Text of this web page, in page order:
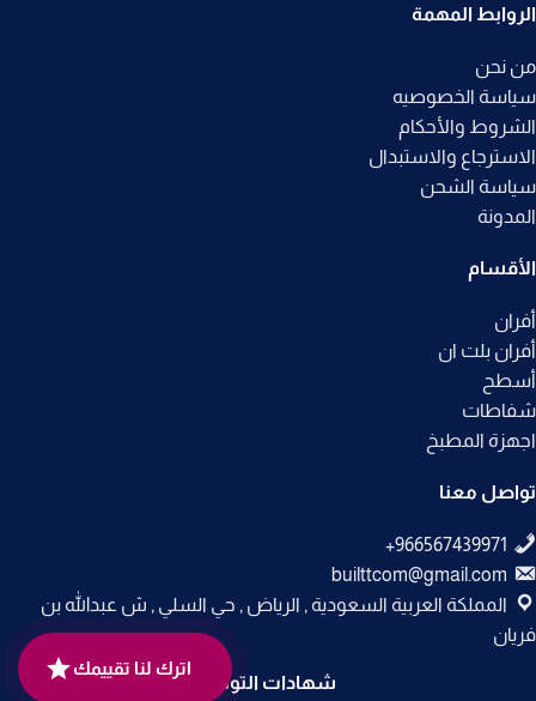
الروابط المهمة
من نحن
سياسة الخصوصيه
الشروط والأحكام
الاسترجاع والاستبدال
سياسة الشحن
المدونة
الأقسام
أفران
أفران بلت ان
أسطح
شفاطات
اجهزة المطبخ
تواصل معنا
builttcom@gmail.com
المملكة العربية السعودية , الرياض , حي السلي , ش عبدالله بن
فريان
شهادات التوثيق
اترك لنا تقييمك